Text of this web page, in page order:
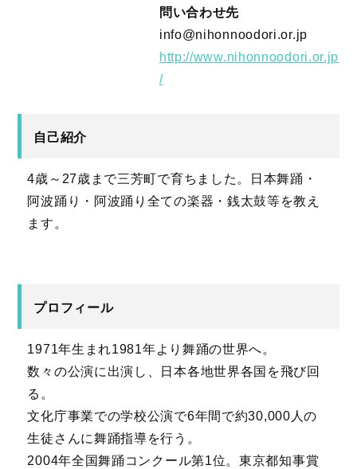
問い合わせ先
info@nihonnoodori.or.jp
http://www.nihonnoodori.or.jp
/
自己紹介
4歳～27歳まで三芳町で育ちました。日本舞踊・
阿波踊り・阿波踊り全ての楽器・銭太鼓等を教え
ます。
プロフィール
1971年生まれ1981年より舞踊の世界へ。
数々の公演に出演し、日本各地世界各国を飛び回
る。
文化庁事業での学校公演で6年間で約30,000人の
生徒さんに舞踊指導を行う。
2004年全国舞踊コンクール第1位。東京都知事賞